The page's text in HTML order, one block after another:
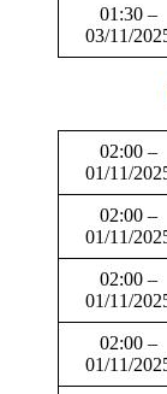
01:30 –
03/11/
02:00 –
01/11/
02:00 –
01/11/
02:00 –
01/11/
02:00 –
01/11/